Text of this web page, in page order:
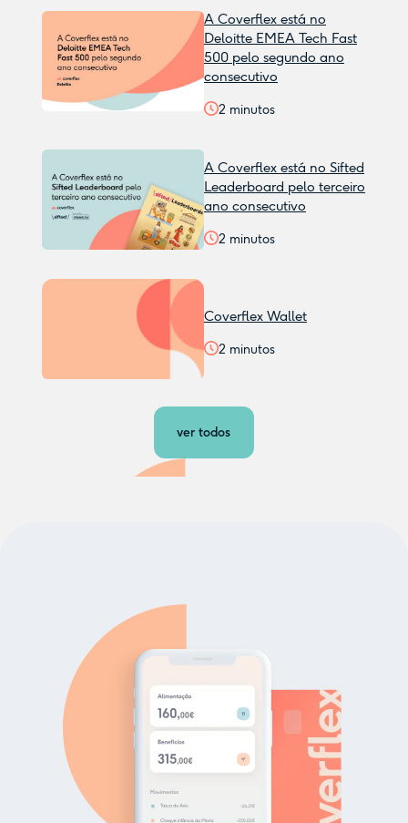
A Coverflex está no
Deloitte EMEA Tech Fast
500 pelo segundo ano
consecutivo
2 minutos
A Coverflex está no Sifted
Leaderboard pelo terceiro
ano consecutivo
2 minutos
Coverflex Wallet
2 minutos
ver todos